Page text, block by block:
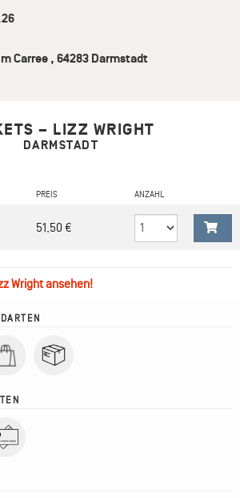
Im Carree , 64283 Darmstadt
– LIZZ WRIGHT
DARMSTADT
PREIS ANZAHL
51,50 €
Wright ansehen!